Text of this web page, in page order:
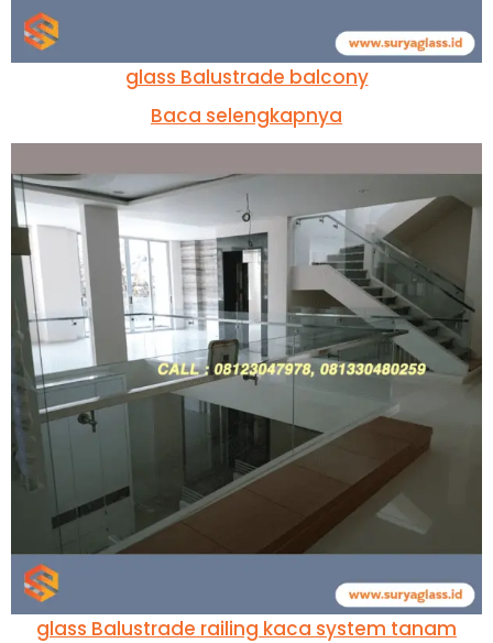
glass Balustrade balcony
Baca selengkapnya
glass Balustrade railing kaca system tanam